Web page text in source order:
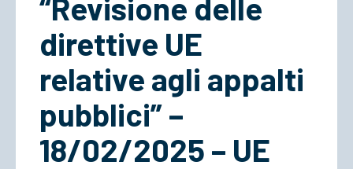
ACCEDI
“Revisione delle
direttive UE
relative agli appalti
pubblici” –
18/02/2025 – UE